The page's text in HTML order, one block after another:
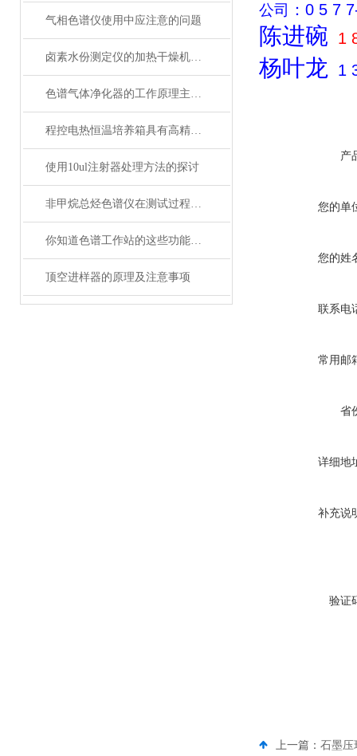
气相色谱仪使用中应注意的问题
卤素水份测定仪的加热干燥机理与数据校准技术应用
色谱气体净化器的工作原理主要基于吸附、化学反应或热解等方式
程控电热恒温培养箱具有高精确度的温度控制系统
使用10ul注射器处理方法的探讨
非甲烷总烃色谱仪在测试过程的注意事项
你知道色谱工作站的这些功能吗？
顶空进样器的原理及注意事项
公司 ： 0 5 7
陈进碗 1
杨叶龙 1
产
您的单
您的姓
联系电
常用邮
省
详细地
补充说
验证
上一篇： 石墨压